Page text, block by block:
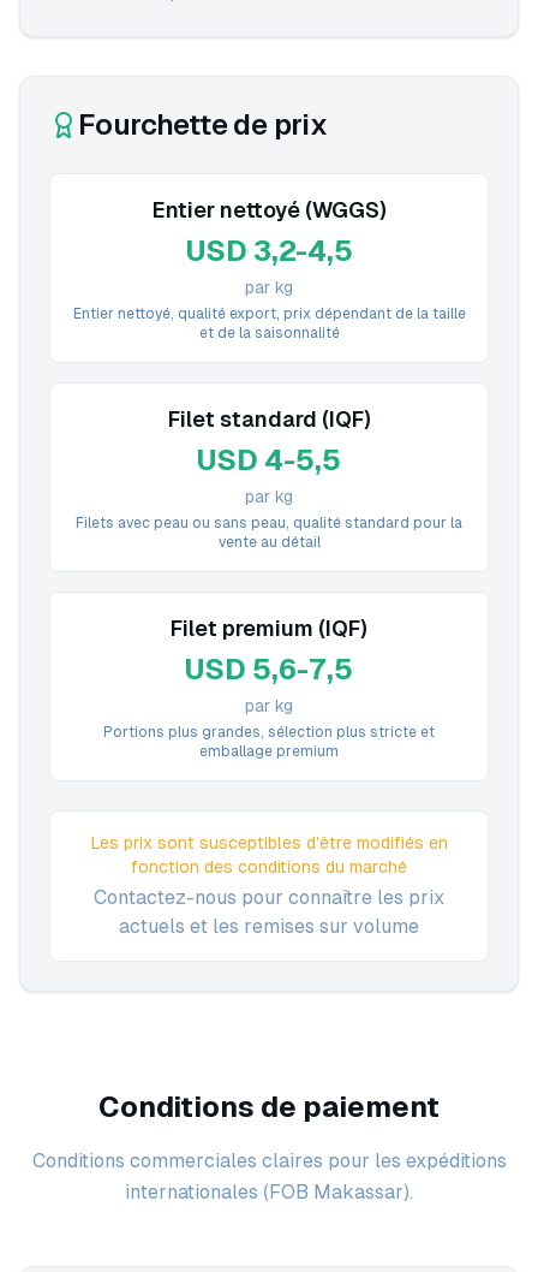
Fourchette de prix
Entier nettoyé (WGGS)
USD 3,2-4,5
par kg
Entier nettoyé, qualité export, prix dépendant de la taille
et de la saisonnalité
Filet standard (IQF)
USD 4-5,5
par kg
Filets avec peau ou sans peau, qualité standard pour la
vente au détail
Filet premium (IQF)
USD 5,6-7,5
par kg
Portions plus grandes, sélection plus stricte et
emballage premium
Les prix sont susceptibles d'être modifiés en
fonction des conditions du marché
Contactez-nous pour connaître les prix
actuels et les remises sur volume
Conditions de paiement
Conditions commerciales claires pour les expéditions
internationales (FOB Makassar).